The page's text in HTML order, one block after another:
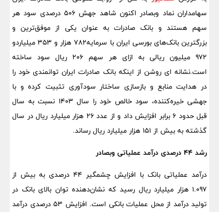
سهامداران نماد وبصادر اکنون شاهد جهش ۵۰۶ درصدی سود هر
سهم هستند و بانک صادرات به عنوان یکی از موفق‌ترین و
بزرگترین بانک‌های بورسی ایران با سرمایه۷۸۲ هزار و ۳۵۳ میلیاردو
۹۷۲ میلیون ریالی به ازای هر سهم ۲۰۶ ریال سود ساخته
است.نشانه ای روشن از اینکه بانک صادرات ایران توانمندی خود را
در هدایت منابع و بازسازی ساختار سودآوری تثبیت کرده و با
جهشی خیره‌کننده، سود خالص خود را سال ۱۴۰۳ نسبت به سال
قبل حدود ۶ برابر افزایش داد و از عدد ۲۶ هزار میلیارد ریال در سال
گذشته به بیش از ۱۵۱ هزار میلیارد ریال رساند.
رشد ۴۴ درصدی درآمد عملیاتی وبصادر
درآمد عملیاتی بانک با افزایش چشمگیر ۴۴ درصدی به بیش از
۱.۰۹۷ هزار میلیارد ریال رسید که نشان‌دهنده توان بالای بانک در
تولید درآمد از محل عملیات بانکی است. افزایش ۵۳ درصدی درآمد